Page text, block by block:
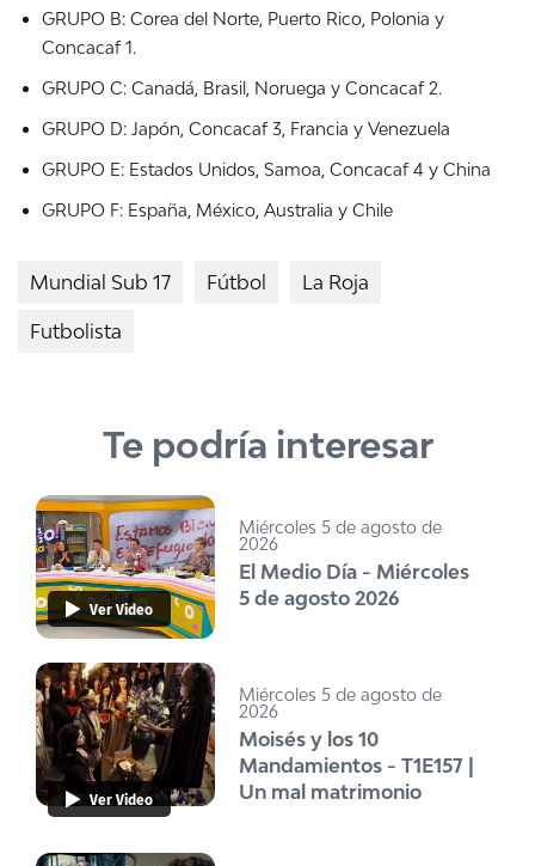
GRUPO B: Corea del Norte, Puerto Rico, Polonia y
Concacaf 1.
GRUPO C: Canadá, Brasil, Noruega y Concacaf 2.
GRUPO D: Japón, Concacaf 3, Francia y Venezuela
GRUPO E: Estados Unidos, Samoa, Concacaf 4 y China
GRUPO F: España, México, Australia y Chile
Mundial Sub 17 Fútbol La Roja
Futbolista
Te podría interesar
Ver Video
Miércoles 5 de agosto de
2026
El Medio Día - Miércoles
5 de agosto 2026
Ver Video
Miércoles 5 de agosto de
2026
Moisés y los 10
Mandamientos - T1E157 |
Un mal matrimonio